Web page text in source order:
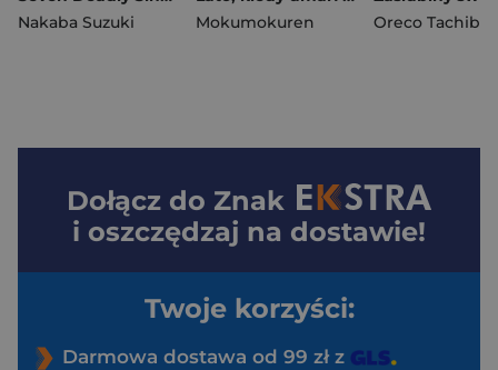
Nakaba Suzuki
Mokumokuren
Oreco
Dołącz do Znak
i oszczędzaj na dostawie!
Twoje korzyści:
Darmowa dostawa od 99 zł z